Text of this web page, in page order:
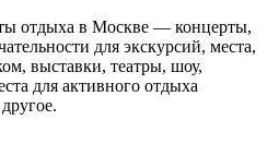
отдыха в Москве — концерты,
для экскурсий, места,
выставки, театры, шоу,
для активного отдыха